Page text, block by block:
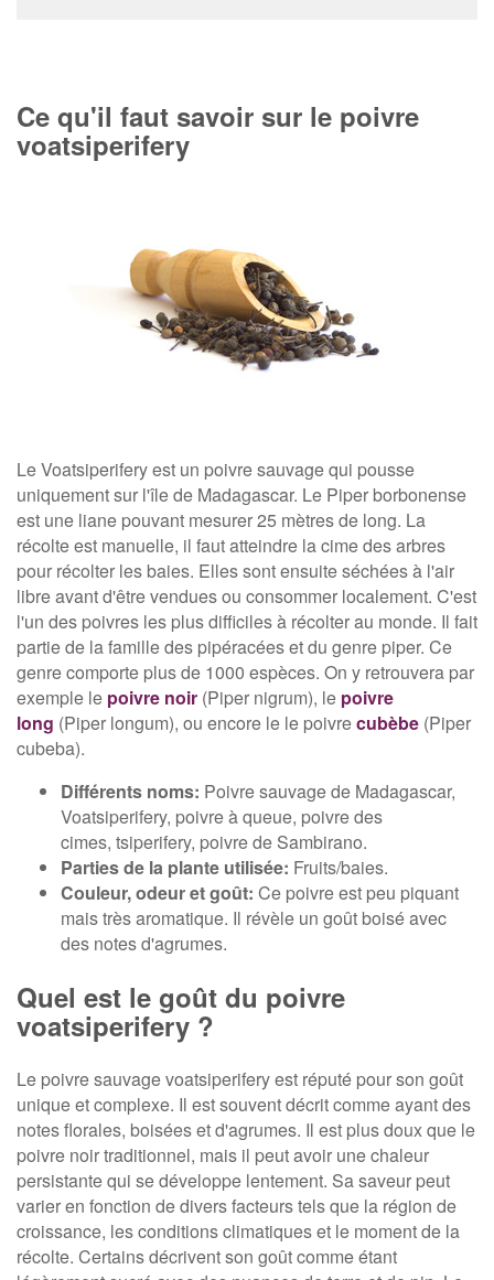
Ce qu'il faut savoir sur le poivre
voatsiperifery
Le Voatsiperifery est un poivre sauvage qui pousse
uniquement sur l'île de Madagascar. Le Piper borbonense
est une liane pouvant mesurer 25 mètres de long. La
récolte est manuelle, il faut atteindre la cime des arbres
pour récolter les baies. Elles sont ensuite séchées à l'air
libre avant d'être vendues ou consommer localement. C'est
l'un des poivres les plus difficiles à récolter au monde. Il fait
partie de la famille des pipéracées et du genre piper. Ce
genre comporte plus de 1000 espèces. On y retrouvera par
exemple le poivre noir (Piper nigrum), le poivre
long (Piper longum), ou encore le le poivrecubèbe (Piper
cubeba).
Différents noms: Poivre sauvage de Madagascar,
Voatsiperifery, poivre à queue, poivre des
cimes, tsiperifery, poivre de Sambirano.
Parties de la plante utilisée: Fruits/baies.
Couleur, odeur et goût: Ce poivre est peu piquant
mais très aromatique. Il révèle un goût boisé avec
des notes d'agrumes.
Quel est le goût du poivre
voatsiperifery ?
Le poivre sauvage voatsiperifery est réputé pour son goût
unique et complexe. Il est souvent décrit comme ayant des
notes florales, boisées et d'agrumes. Il est plus doux que le
poivre noir traditionnel, mais il peut avoir une chaleur
persistante qui se développe lentement. Sa saveur peut
varier en fonction de divers facteurs tels que la région de
croissance, les conditions climatiques et le moment de la
récolte. Certains décrivent son goût comme étant